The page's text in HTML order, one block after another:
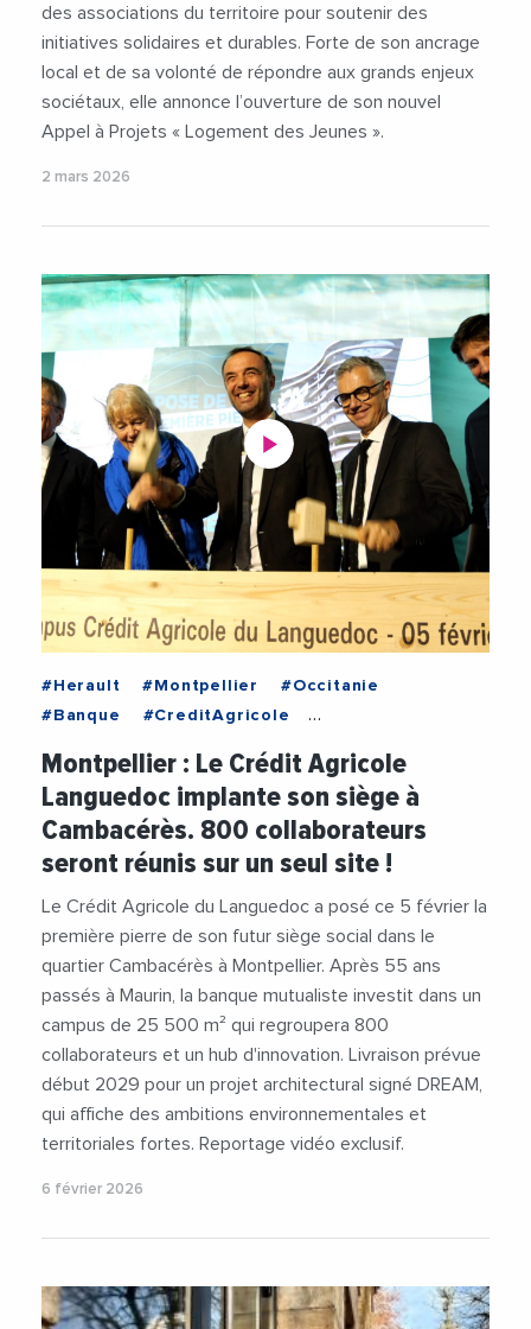
des associations du territoire pour soutenir des
initiatives solidaires et durables. Forte de son ancrage
local et de sa volonté de répondre aux grands enjeux
sociétaux, elle annonce l’ouverture de son nouvel
Appel à Projets « Logement des Jeunes ».
2 mars 2026
#Herault #Montpellier
#Occitanie
#Banque
#CreditAgricole
#Economie
#RichardLaborie
#Videos
#VieDesEntreprises
Montpellier : Le Crédit Agricole
Languedoc implante son siège à
Cambacérès. 800 collaborateurs
seront réunis sur un seul site !
Le Crédit Agricole du Languedoc a posé ce 5 février la
première pierre de son futur siège social dans le
quartier Cambacérès à Montpellier. Après 55 ans
passés à Maurin, la banque mutualiste investit dans un
campus de 25 500 m² qui regroupera 800
collaborateurs et un hub d'innovation. Livraison prévue
début 2029 pour un projet architectural signé DREAM,
qui affiche des ambitions environnementales et
territoriales fortes. Reportage vidéo exclusif.
6 février 2026